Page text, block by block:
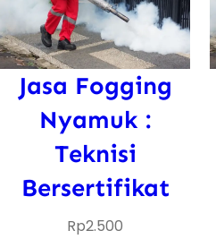
Jasa Fogging
Nyamuk :
Teknisi
Bersertifikat
Rp2.500